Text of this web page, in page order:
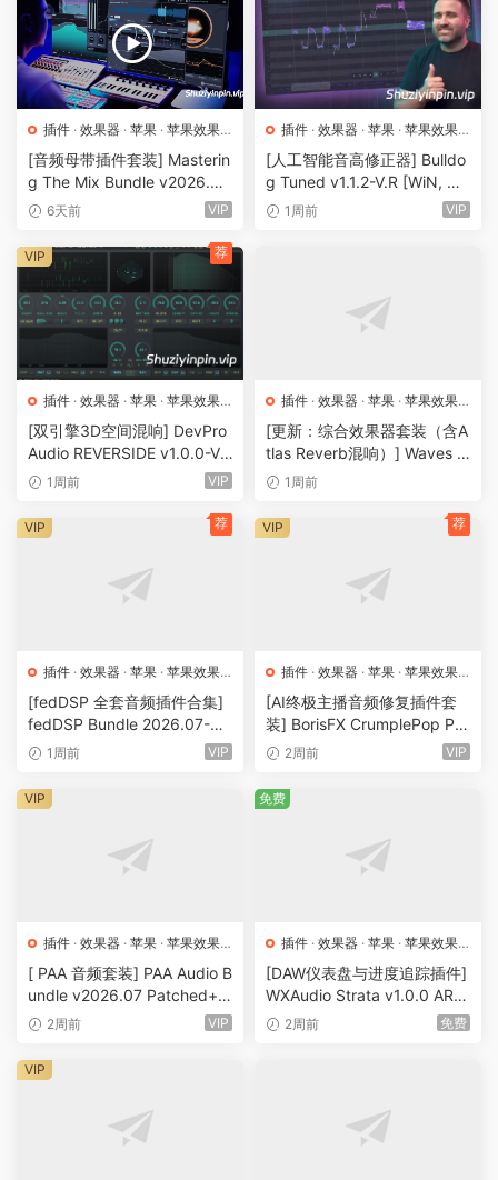
插件 · 效果器 · 苹果 · 苹果效果
器
[音频母带插件套装] Masterin
g The Mix Bundle v2026.07.
21 U2B-MORiA [MacOSX]
6天前 VIP
插件 · 效果器 · 苹果 · 苹果效果
器
[人工智能音高修正器] Bulldo
g Tuned v1.1.2-V.R [WiN, Ma
cOSX]（6MB+29MB）
1周前 VIP
插件 · 效果器 · 苹果 · 苹果效果
器
[双引擎3D空间混响] DevPro
Audio REVERSIDE v1.0.0-V.
R [WiN, MacOSX]（63 MB+
1周前 VIP
VIP 荐
插件 · 效果器 · 苹果 · 苹果效果
器
[更新：综合效果器套装（含A
tlas Reverb混响）] Waves U
ltimate 17 v26.07.27 [WiN,
B）
1周前
插件 · 效果器 · 苹果 · 苹果效果
器
[fedDSP 全套音频插件合集]
fedDSP Bundle 2026.07-GU
ISEPPE [MacOSX]（621M
1周前 VIP
VIP 荐
插件 · 效果器 · 苹果 · 苹果效果
器
[AI终极主播音频修复插件套
装] BorisFX CrumplePop Pro
2026.5.18-V.R [WiN, MacO
2周前 VIP
VIP 荐
插件 · 效果器 · 苹果 · 苹果效果
器
[ PAA 音频套装] PAA Audio B
undle v2026.07 Patched+Li
cense Manager-GUISEPPE
2周前 VIP
VIP
插件 · 效果器 · 苹果 · 苹果效果
器
[DAW仪表盘与进度追踪插件]
WXAudio Strata v1.0.0 ARM
-DESiGNER [MacOSX]（38.
2周前 免费
免费
VIP